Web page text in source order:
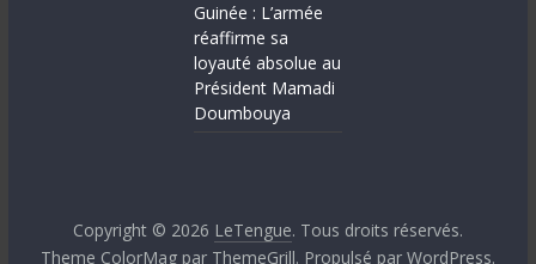
Guinée : L’armée
réaffirme sa
loyauté absolue au
Président Mamadi
Doumbouya
Copyright © 2026 LeTengue. Tous droits réservés.
Theme ColorMagpar ThemeGrill. Propulsé par WordPress.